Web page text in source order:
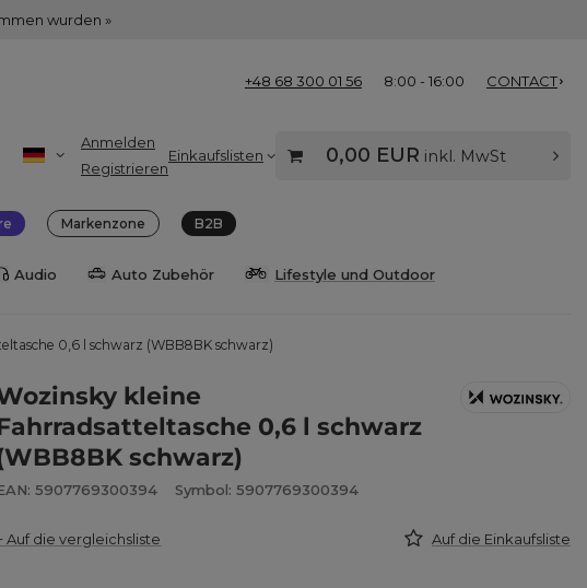
wurden »
+48 68 300 01 56 8:00 - 16:00 CONTACT
Anmelden
Registrieren
Einkaufslisten 0,00 EUR inkl. MwSt
Markenzone B2B
Audio Auto Zubehör Lifestyle und Outdoor
0,6 l schwarz (WBB8BK schwarz)
kleine
0,6 l schwarz
schwarz)
5907769300394 Symbol: 5907769300394
Auf die vergleichsliste Auf die Einkaufsliste